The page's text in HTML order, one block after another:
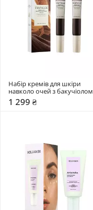
Набір кремів для шкіри
навколо очей з бакучіолом
SKIN1004 2 шт
1 299 ₴